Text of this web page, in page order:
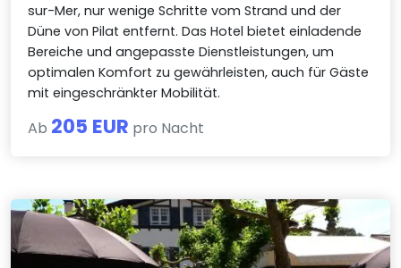
sur-Mer, nur wenige Schritte vom Strand und der
Düne von Pilat entfernt. Das Hotel bietet einladende
Bereiche und angepasste Dienstleistungen, um
optimalen Komfort zu gewährleisten, auch für Gäste
mit eingeschränkter Mobilität.
Ab 205 EUR pro Nacht